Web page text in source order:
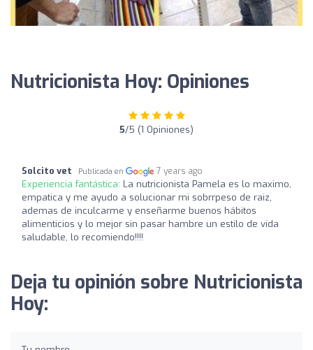
Nutricionista Hoy: Opiniones
5/5 (1 Opiniones)
Solcito vet Publicada en 7 years ago
Experiencia fantástica: La nutricionista Pamela es lo maximo,
empatica y me ayudo a solucionar mi sobrrpeso de raiz,
ademas de inculcarme y enseñarme buenos hábitos
alimenticios y lo mejor sin pasar hambre un estilo de vida
saludable, lo recomiendo!!!!
Deja tu opinión sobre Nutricionista
Hoy: